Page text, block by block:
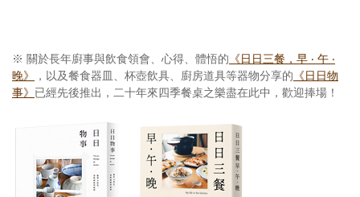
※ 關於長年廚事與飲食領會、心得、體悟的 《日日三餐，早 ‧ 午 ‧
晚》
，以及餐食器皿、杯壺飲具、廚房道具等器物分享的 《日日物
事》 已經先後推出，二十年來四季餐桌之樂盡在此中，歡迎捧場！